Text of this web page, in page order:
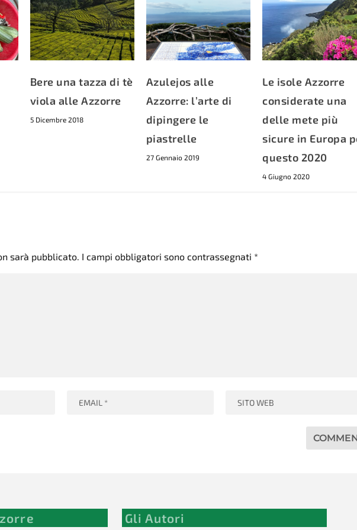
Bere una tazza di tè
viola alle Azzorre
5 Dicembre 2018
Azulejos alle
Azzorre: l’arte di
dipingere le
piastrelle
27 Gennaio 2019
Le isole Azzorre
considerate una
delle mete più
sicure in Europa
questo 2020
4 Giugno 2020
sarà pubblicato. I campi obbligatori sono contrassegnati *
Gli Autori